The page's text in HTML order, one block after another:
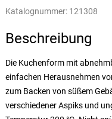
Katalognummer: 121308
Beschreibung
Die Kuchenform mit
einfachen Herausnehmen
zum Backen von süßem
verschiedener Aspiks und